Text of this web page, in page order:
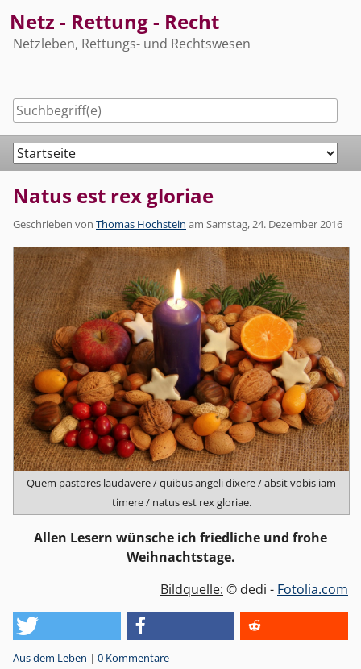
to
content
Netz - Rettung - Recht
Netzleben, Rettungs- und Rechtswesen
Navigation
Natus est rex gloriae
Geschrieben von Thomas Hochstein am Samstag, 24. Dezember 2016
Quem pastores laudavere / quibus angeli dixere / absit vobis iam
timere / natus est rex gloriae.
Allen Lesern wünsche ich friedliche und frohe
Weihnachtstage.
Bildquelle: © dedi - Fotolia.com
Kategorien:
Aus dem Leben | 0 Kommentare